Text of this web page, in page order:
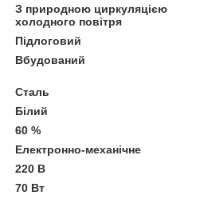
З природною циркуляцією
холодного повітря
Підлоговий
Вбудований
Сталь
Білий
60 %
Електронно-механічне
220 В
70 Вт